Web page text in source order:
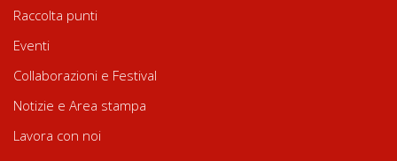
Raccolta punti
Eventi
Collaborazioni e Festival
Notizie e Area stampa
Lavora con noi